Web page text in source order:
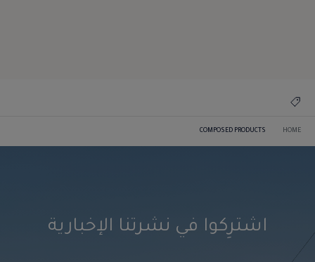
HOME
COMPOSED PRODUCTS
اشترِكوا في نشرتنا الإخبارية